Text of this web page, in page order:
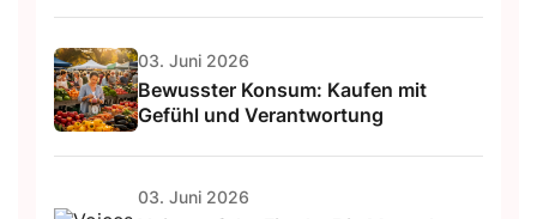
03. Juni 2026
Bewusster Konsum: Kaufen mit
Gefühl und Verantwortung
03. Juni 2026